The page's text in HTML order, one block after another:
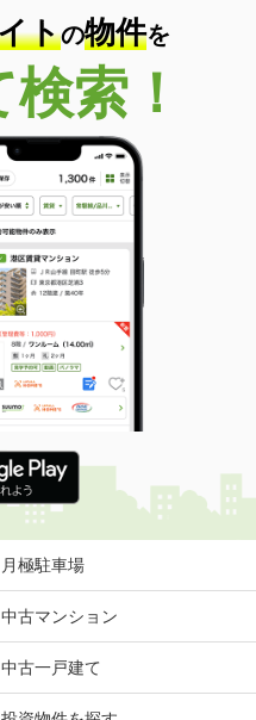
トの物件を
索！
月極駐車場
中古マンション
中古一戸建て